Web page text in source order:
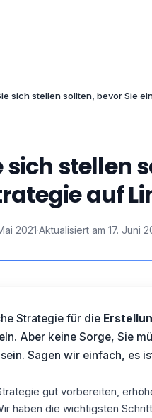
sich stellen sollten, bevor Sie
sich stellen
auf
2021·Aktualisiert am 17. Juni
Strategie für die
Aber keine Sorge, Sie
Sagen wir einfach, es
gut vorbereiten,
haben die wichtigsten